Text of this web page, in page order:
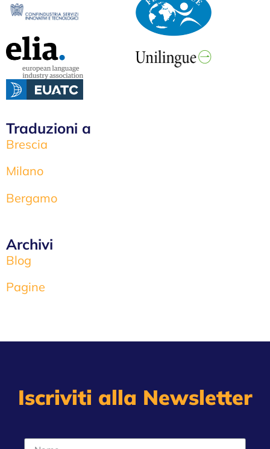
Traduzioni a
Brescia
Milano
Bergamo
Archivi
Blog
Pagine
Iscriviti alla Newsletter